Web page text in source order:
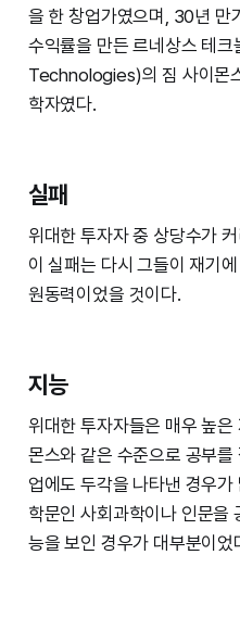
을 한 창업가였으며, 30년 만
수익률을 만든 르네상스 테
Technologies)의 짐 사이몬
학자였다.
실패
위대한 투자자 중 상당수가
이 실패는 다시 그들이 재기
원동력이었을 것이다.
지능
위대한 투자자들은 매우 높은
몬스와 같은 수준으로 공부
업에도 두각을 나타낸 경우
학문인 사회과학이나 인문을
능을 보인 경우가 대부분이었